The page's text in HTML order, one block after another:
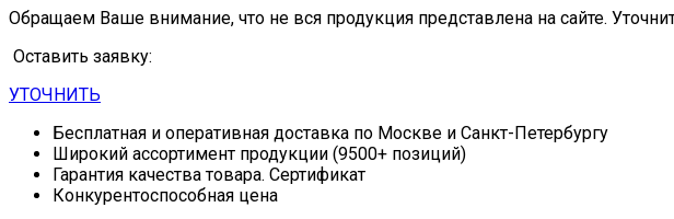
Обращаем Ваше внимание, что не вся продукция представлена на сайте.
Оставить заявку:
УТОЧНИТЬ
Бесплатная и оперативная доставка по Москве и Санкт-Петербургу
Широкий ассортимент продукции (9500+ позиций)
Гарантия качества товара. Сертификат
Конкурентоспособная цена